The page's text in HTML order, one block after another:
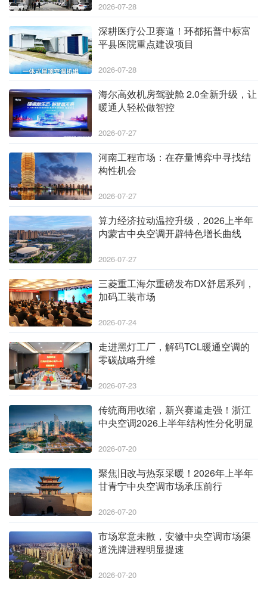
2026-07-28
深耕医疗公卫赛道！环都拓普中标富
平县医院重点建设项目
2026-07-28
海尔高效机房驾驶舱 2.0全新升级，让
暖通人轻松做智控
2026-07-27
河南工程市场：在存量博弈中寻找结
构性机会
2026-07-27
算力经济拉动温控升级，2026上半年
内蒙古中央空调开辟特色增长曲线
2026-07-27
三菱重工海尔重磅发布DX舒居系列，
加码工装市场
2026-07-24
走进黑灯工厂，解码TCL暖通空调的
零碳战略升维
2026-07-23
传统商用收缩，新兴赛道走强！浙江
中央空调2026上半年结构性分化明显
2026-07-20
聚焦旧改与热泵采暖！2026年上半年
甘青宁中央空调市场承压前行
2026-07-20
市场寒意未散，安徽中央空调市场渠
道洗牌进程明显提速
2026-07-20